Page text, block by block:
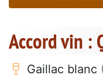
Accord vin :
Gaillac blanc